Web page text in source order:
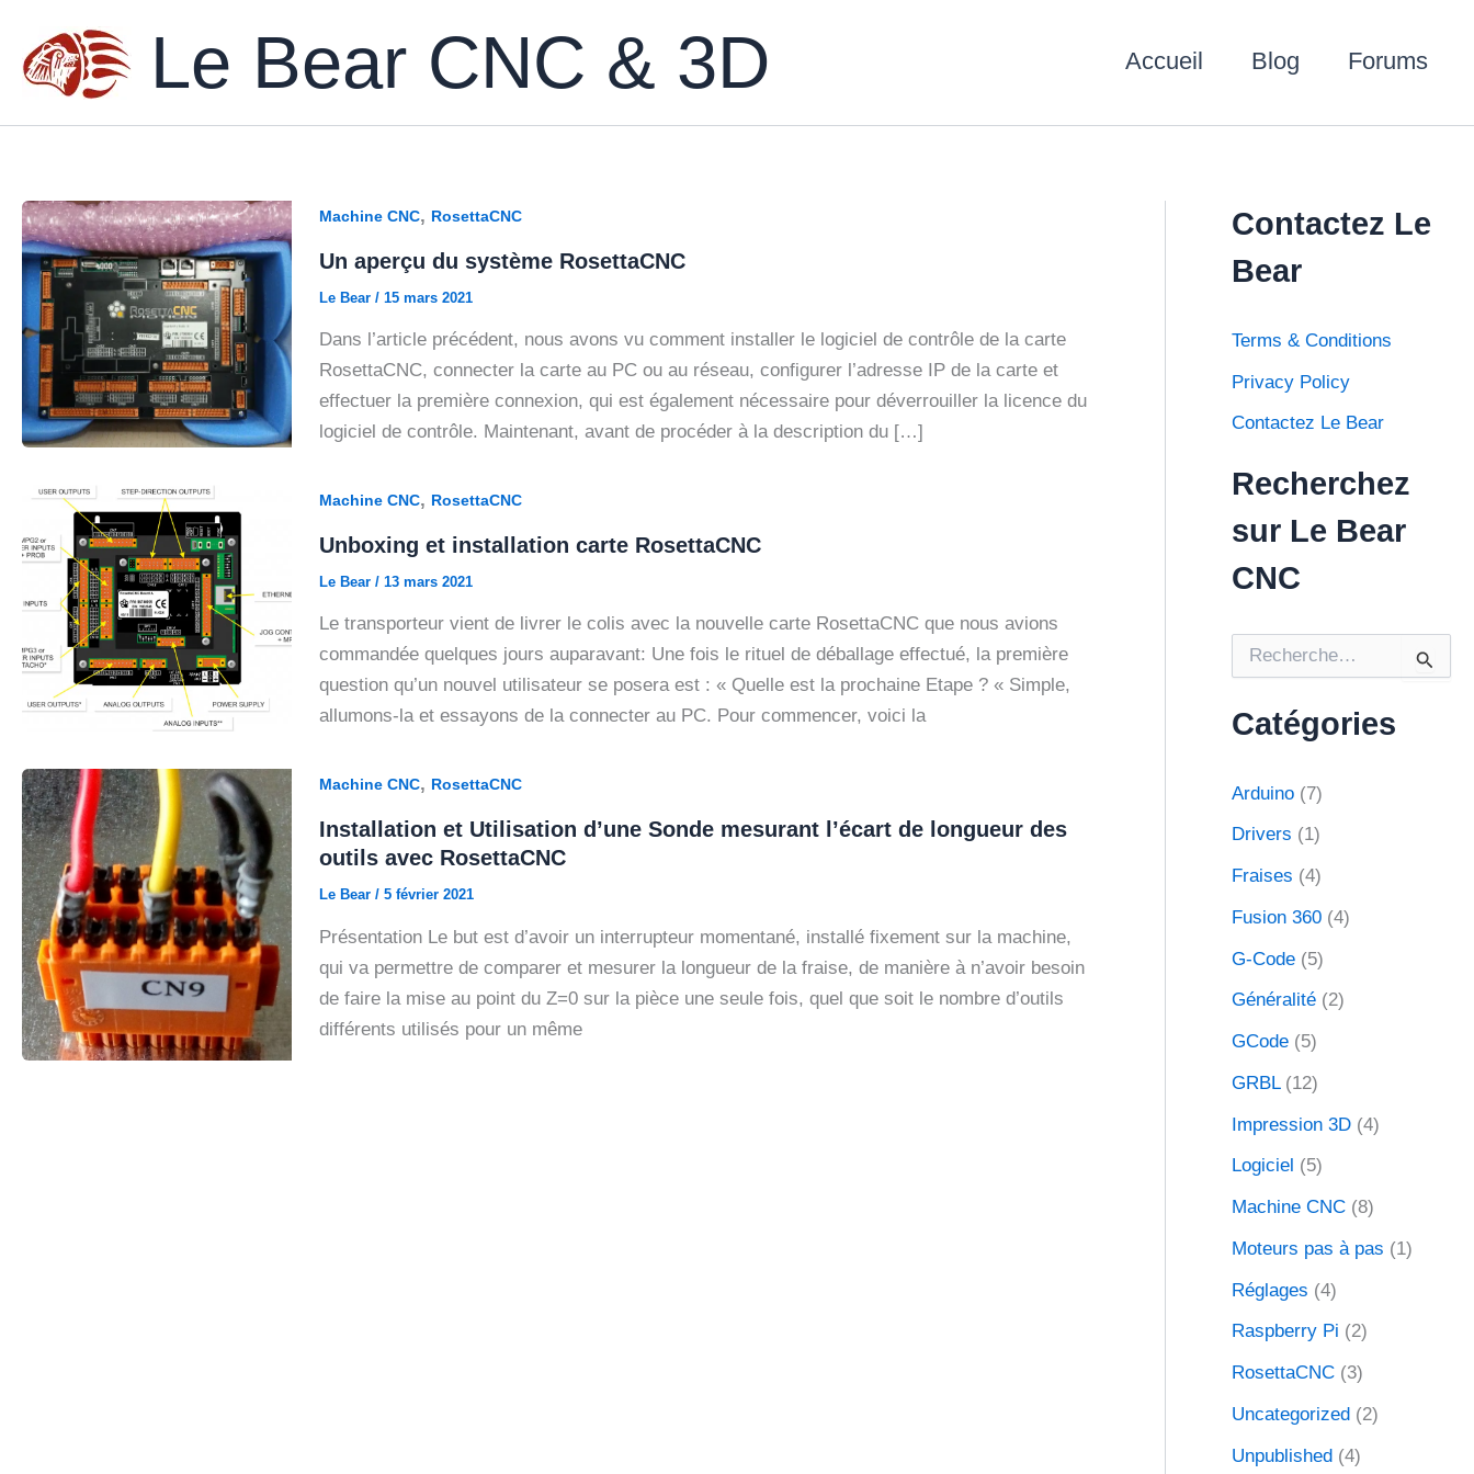
contenu
Le Bear CNC & 3D Accueil Blog Forums
Machine CNC, RosettaCNC
Un aperçu du système RosettaCNC
Le Bear/15 mars 2021
Dans l’article précédent, nous avons vu comment installer le logiciel de contrôle de la carte
RosettaCNC, connecter la carte au PC ou au réseau, configurer l’adresse IP de la carte et
effectuer la première connexion, qui est également nécessaire pour déverrouiller la licence du
logiciel de contrôle. Maintenant, avant de procéder à la description du […]
Machine CNC, RosettaCNC
Unboxing et installation carte RosettaCNC
Le Bear/13 mars 2021
Le transporteur vient de livrer le colis avec la nouvelle carte RosettaCNC que nous avions
commandée quelques jours auparavant: Une fois le rituel de déballage effectué, la première
question qu’un nouvel utilisateur se posera est : « Quelle est la prochaine Etape ? « Simple,
allumons-la et essayons de la connecter au PC. Pour commencer, voici la
Machine CNC, RosettaCNC
Installation et Utilisation d’une Sonde mesurant l’écart de longueur des
outils avec RosettaCNC
Le Bear/5 février 2021
Présentation Le but est d’avoir un interrupteur momentané, installé fixement sur la machine,
qui va permettre de comparer et mesurer la longueur de la fraise, de manière à n’avoir besoin
de faire la mise au point du Z=0 sur la pièce une seule fois, quel que soit le nombre d’outils
différents utilisés pour un même
Contactez Le
Bear
Terms & Conditions
Privacy Policy
Contactez Le Bear
Recherchez
sur Le Bear
CNC
h
e
h
r
:
Catégories
Arduino (7)
Drivers (1)
Fraises (4)
Fusion 360 (4)
G-Code (5)
Généralité (2)
GCode (5)
GRBL(12)
Impression 3D (4)
Logiciel (5)
Machine CNC (8)
Moteurs pas à pas (1)
Réglages (4)
Raspberry Pi (2)
RosettaCNC (3)
Uncategorized (2)
Unpublished (4)